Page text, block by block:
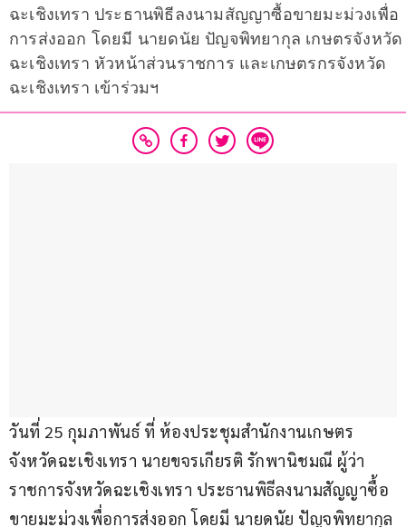
ฉะเชิงเทรา ประธานพิธีลงนามสัญญาซื้อขายมะม่วงเพื่อ
การส่งออก โดยมี นายดนัย ปัญจพิทยากุล เกษตรจังหวัด
ฉะเชิงเทรา หัวหน้าส่วนราชการ และเกษตรกรจังหวัด
ฉะเชิงเทรา เข้าร่วมฯ
วันที่ 25 กุมภาพันธ์ ที่ ห้องประชุมสำนักงานเกษตร
จังหวัดฉะเชิงเทรา นายขจรเกียรติ รักพานิชมณี ผู้ว่า
ราชการจังหวัดฉะเชิงเทรา ประธานพิธีลงนามสัญญาซื้อ
ขายมะม่วงเพื่อการส่งออก โดยมี นายดนัย ปัญจพิทยากุล